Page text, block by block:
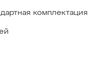
комплектация